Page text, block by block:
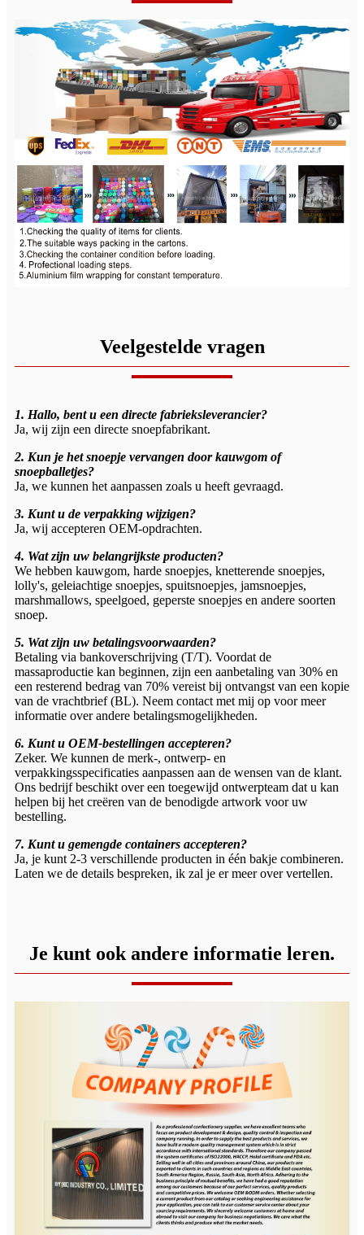
Veelgestelde vragen
1. Hallo, bent u een directe fabrieksleverancier?
Ja, wij zijn een directe snoepfabrikant.
2. Kun je het snoepje vervangen door kauwgom of
snoepballetjes?
Ja, we kunnen het aanpassen zoals u heeft gevraagd.
3. Kunt u de verpakking wijzigen?
Ja, wij accepteren OEM-opdrachten.
4. Wat zijn uw belangrijkste producten?
We hebben kauwgom, harde snoepjes, knetterende snoepjes,
lolly's, geleiachtige snoepjes, spuitsnoepjes, jamsnoepjes,
marshmallows, speelgoed, geperste snoepjes en andere soorten
snoep.
5. Wat zijn uw betalingsvoorwaarden?
Betaling via bankoverschrijving (T/T). Voordat de
massaproductie kan beginnen, zijn een aanbetaling van 30% en
een resterend bedrag van 70% vereist bij ontvangst van een kopie
van de vrachtbrief (BL). Neem contact met mij op voor meer
informatie over andere betalingsmogelijkheden.
6. Kunt u OEM-bestellingen accepteren?
Zeker. We kunnen de merk-, ontwerp- en
verpakkingsspecificaties aanpassen aan de wensen van de klant.
Ons bedrijf beschikt over een toegewijd ontwerpteam dat u kan
helpen bij het creëren van de benodigde artwork voor uw
bestelling.
7. Kunt u gemengde containers accepteren?
Ja, je kunt 2-3 verschillende producten in één bakje combineren.
Laten we de details bespreken, ik zal je er meer over vertellen.
Je kunt ook andere informatie leren.